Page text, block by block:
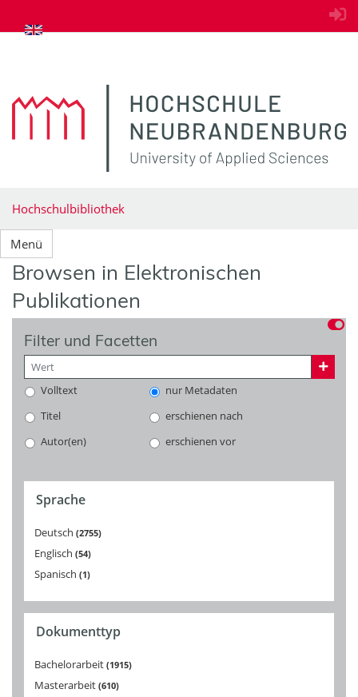
zum Inhalt springen
Hochschulbibliothek
Menü
Browsen in Elektronischen
Publikationen
Filter und Facetten
Volltext
nur Metadaten
Titel
erschienen nach
Autor(en)
erschienen vor
Sprache
Deutsch 2755
Englisch 54
Spanisch 1
Dokumenttyp
Bachelorarbeit 1915
Masterarbeit 610